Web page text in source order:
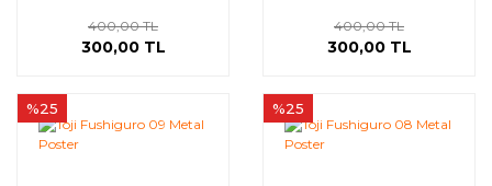
400,00 TL
300,00 TL
400,00 TL
300,00 TL
%25 %25